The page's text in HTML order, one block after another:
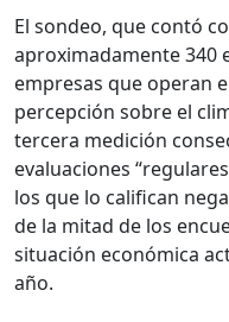
El sondeo, que contó
aproximadamente 340
empresas que operan
percepción sobre el
tercera medición
evaluaciones
los que lo califican
de la mitad de los
situación económica
año.